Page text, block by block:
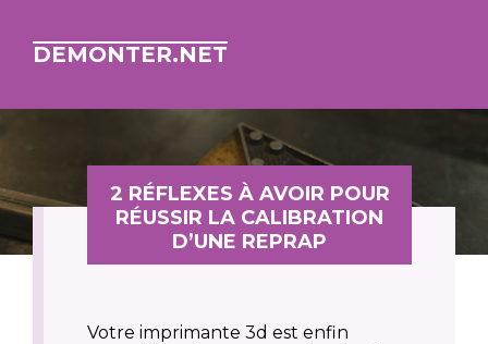
DEMONTER.NET
2 RÉFLEXES À AVOIR POUR
RÉUSSIR LA CALIBRATION
D’UNE REPRAP
Votre imprimante 3d est enfin